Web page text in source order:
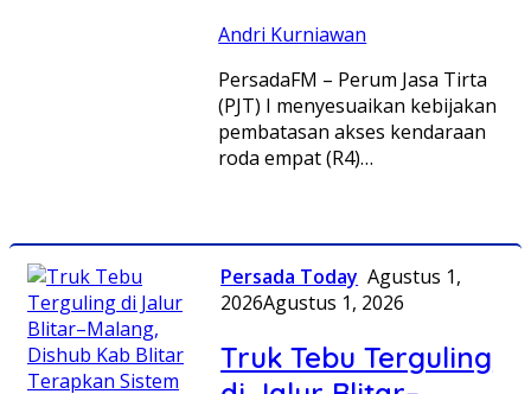
Andri Kurniawan
PersadaFM – Perum Jasa Tirta
(PJT) I menyesuaikan kebijakan
pembatasan akses kendaraan
roda empat (R4)…
Persada Today Agustus 1,
2026Agustus 1, 2026
Truk Tebu Terguling